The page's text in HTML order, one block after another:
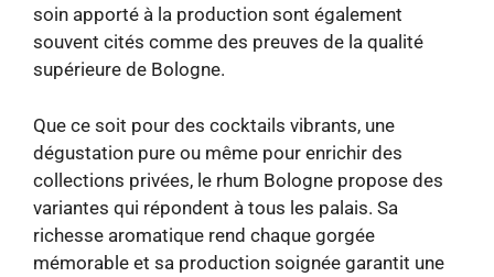
soin apporté à la production sont également
souvent cités comme des preuves de la qualité
supérieure de Bologne.
Que ce soit pour des cocktails vibrants, une
dégustation pure ou même pour enrichir des
collections privées, le rhum Bologne propose des
variantes qui répondent à tous les palais. Sa
richesse aromatique rend chaque gorgée
mémorable et sa production soignée garantit une